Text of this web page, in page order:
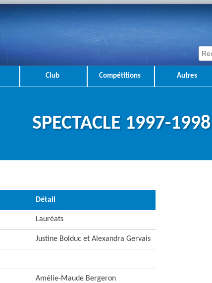
Club Compétitions Autres
SPECTACLE 1997-1998
Détail
Lauréats
Justine Bolduc et Alexandra Gervais
Amélie-Maude Bergeron